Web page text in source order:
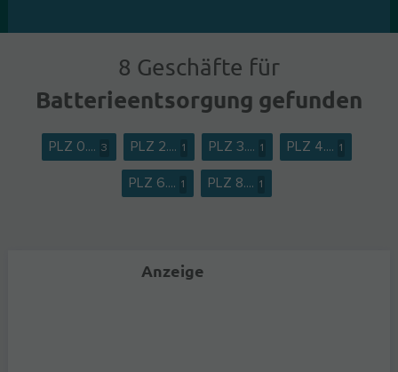
8 Geschäfte für
Batterieentsorgung gefunden
PLZ 0.... 3 PLZ 2.... 1 PLZ 3.... 1 PLZ 4.... 1
PLZ 6.... 1 PLZ 8.... 1
Anzeige